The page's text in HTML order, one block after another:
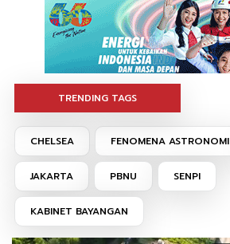
TRENDING TAGS
CHELSEA FENOMENA ASTRONOMI
JAKARTA PBNU SENPI
KABINET BAYANGAN